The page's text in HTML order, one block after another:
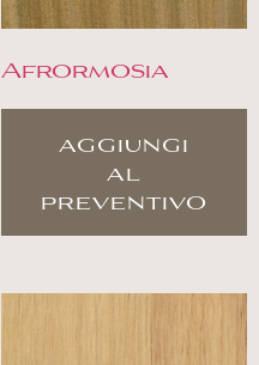
Afrormosia
aggiungi
al
preventivo